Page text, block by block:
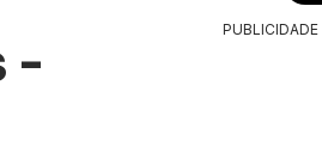
-
PUBLICIDADE